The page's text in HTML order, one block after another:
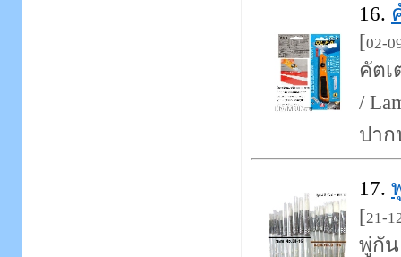
16.
[02-
คัตเ
/
ปาก
17.
[21-
พู่กัน